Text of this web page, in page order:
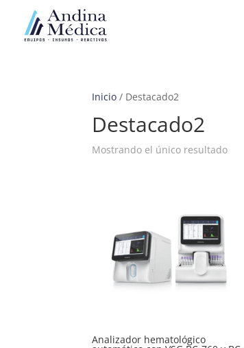
Inicio / Destacado2
Destacado2
Mostrando el único resultado
Analizador hematológico